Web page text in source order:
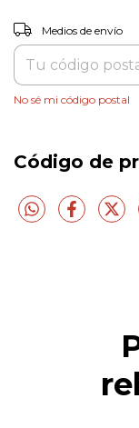
Entregas para el CP:
Medios de envío
No sé mi código postal
Código de